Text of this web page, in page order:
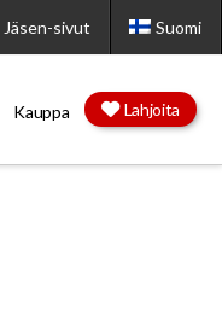
Jäsen-sivut Suomi
Kauppa Lahjoita